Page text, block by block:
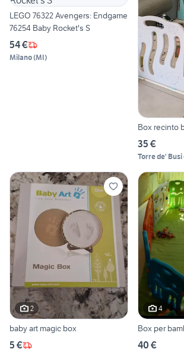
LEGO 76322 Avengers: Endgame
76254 Baby Rocket's S
54 €
Milano(MI)
Box recinto
35 €
Torre de' Busi
2
baby art magic box
5 €
4
Box per
40 €